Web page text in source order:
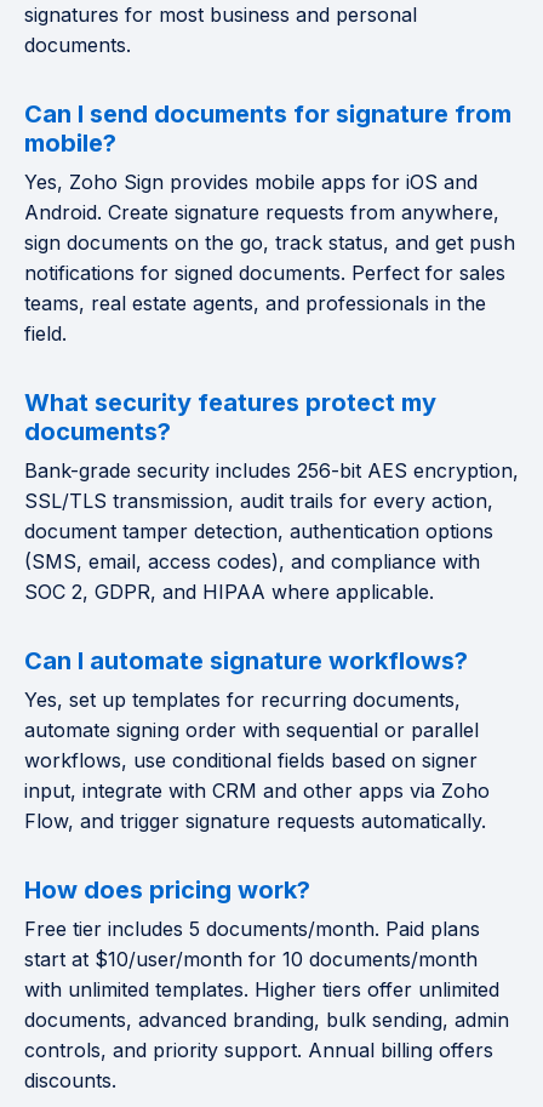
signatures for most business and personal
documents.
Can I send documents for signature from
mobile?
Yes, Zoho Sign provides mobile apps for iOS and
Android. Create signature requests from anywhere,
sign documents on the go, track status, and get push
notifications for signed documents. Perfect for sales
teams, real estate agents, and professionals in the
field.
What security features protect my
documents?
Bank-grade security includes 256-bit AES encryption,
SSL/TLS transmission, audit trails for every action,
document tamper detection, authentication options
(SMS, email, access codes), and compliance with
SOC 2, GDPR, and HIPAA where applicable.
Can I automate signature workflows?
Yes, set up templates for recurring documents,
automate signing order with sequential or parallel
workflows, use conditional fields based on signer
input, integrate with CRM and other apps via Zoho
Flow, and trigger signature requests automatically.
How does pricing work?
Free tier includes 5 documents/month. Paid plans
start at $10/user/month for 10 documents/month
with unlimited templates. Higher tiers offer unlimited
documents, advanced branding, bulk sending, admin
controls, and priority support. Annual billing offers
discounts.